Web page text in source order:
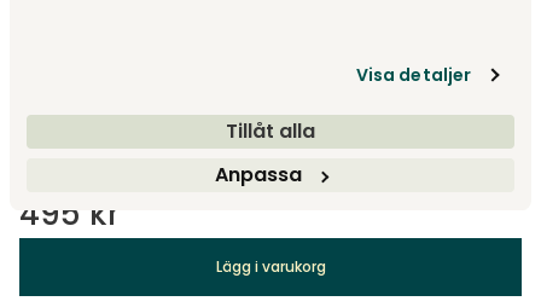
Visa detaljer
Tillåt alla
Anpassa
495 kr
Visa fler +3
495 kr
Lägg i varukorg